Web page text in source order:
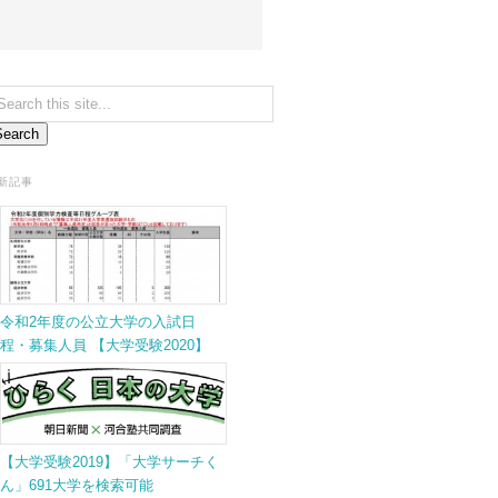
記事
令和2年度の公立大学の入試日
程・募集人員 【大学受験2020】
【大学受験2019】「大学サーチく
ん」691大学を検索可能